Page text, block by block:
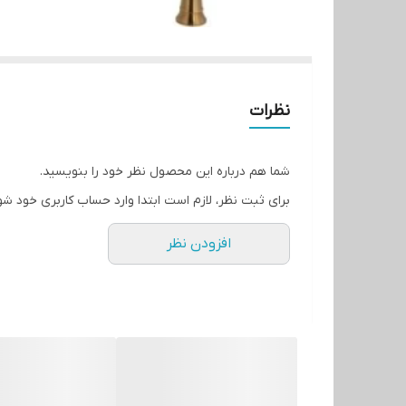
نظرات
شما هم درباره این محصول نظر خود را بنویسید.
برای ثبت نظر، لازم است ابتدا وارد حساب کاربری خود
افزودن نظر